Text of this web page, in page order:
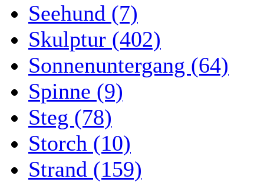
Seehund (7)
Skulptur (402)
Sonnenuntergang (64)
Spinne (9)
Steg (78)
Storch (10)
Strand (159)